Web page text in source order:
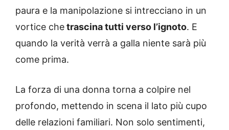
paura e la manipolazione si intrecciano in un
vortice chetrascina tutti verso l’ignoto. E
quando la verità verrà a galla niente sarà più
come prima.
La forza di una donna torna a colpire nel
profondo, mettendo in scena il lato più cupo
delle relazioni familiari. Non solo sentimenti,